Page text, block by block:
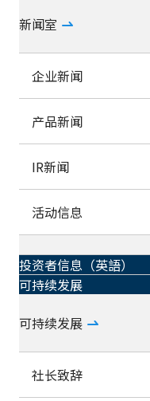
新闻室
企业新闻
产品新闻
IR新闻
活动信息
投资者信息（英語）
可持续发展
可持续发展
社长致辞